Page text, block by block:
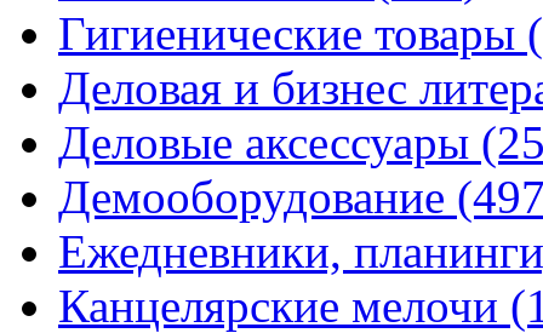
Гигиенические товары
Деловая и бизнес
Деловые аксессуары
Демооборудование
Ежедневники,
Канцелярские мелочи